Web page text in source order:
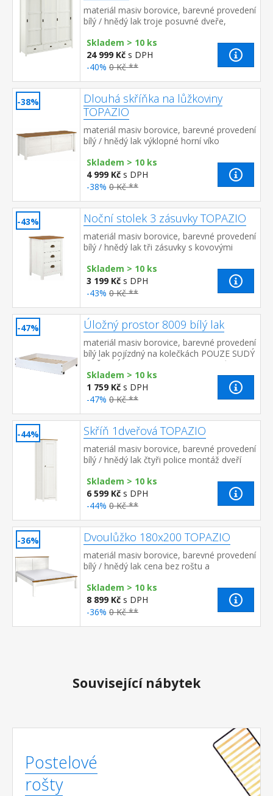
materiál masiv borovice, barevné provedení
bílý / hnědý lak troje posuvné dveře,
části kovová šatní...
Skladem > 10 ks
24 999 Kč s DPH
-40% 0 Kč **
-38%
Dlouhá skříňka na lůžkoviny
TOPAZIO
materiál masiv borovice, barevné provedení
bílý / hnědý lak výklopné horní víko
Skladem > 10 ks
4 999 Kč s DPH
-38% 0 Kč **
-43% Noční stolek 3 zásuvky TOPAZIO
materiál masiv borovice, barevné provedení
bílý / hnědý lak tři zásuvky s kovovými
Skladem > 10 ks
3 199 Kč s DPH
-43% 0 Kč **
-47% Úložný prostor 8009 bílý lak
materiál masiv borovice, barevné provedení
bílý lak pojízdný na kolečkách POUZE SUDÝ
POČET! Úložný prostor 8009B je kvůli
balení produk...
Skladem > 10 ks
1 759 Kč s DPH
-47% 0 Kč **
-44% Skříň 1dveřová TOPAZIO
materiál masiv borovice, barevné provedení
bílý / hnědý lak čtyři police montáž dveří
Skladem > 10 ks
6 599 Kč s DPH
-44% 0 Kč **
-36% Dvoulůžko 180x200 TOPAZIO
materiál masiv borovice, barevné provedení
bílý / hnědý lak cena bez roštu a
200 cm nebo 2 kusy 90 ×...
Skladem > 10 ks
8 899 Kč s DPH
-36% 0 Kč **
Související nábytek
Postelové
rošty